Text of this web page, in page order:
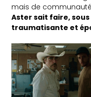
mais de
Aster sait faire,
traumatisante et